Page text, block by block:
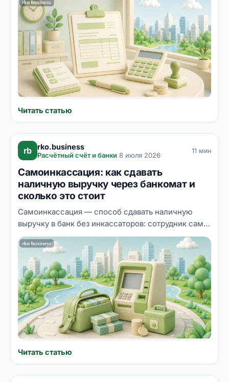
но есть устоявшиеся правила, без которых деньги
придут с задержкой или не туда. Разбираем
реквизиты счёта, отличия от счёта-фактуры и акта,
работу с НДС и современные способы
выставления — от интернет-банка до платёжной
ссылки.
Читать статью
rb rko.business
Расчётный счёт и банки·8 июля 2026
11 мин
Самоинкассация: как сдавать
наличную выручку через банкомат и
сколько это стоит
Самоинкассация — способ сдавать наличную
выручку в банк без инкассаторов: сотрудник сам
вносит деньги через банкомат, и они зачисляются
на расчётный счёт компании. Разбираем, как
устроена технология, чем она отличается от
классической инкассации, сколько стоит, какие
требования кассовой дисциплины нужно
соблюдать и какому бизнесу самоинкассация
подходит лучше всего.
Читать статью